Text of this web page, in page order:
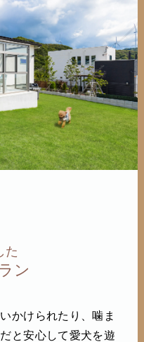
た
ン
かけられたり、噛ま
と安心して愛犬を遊